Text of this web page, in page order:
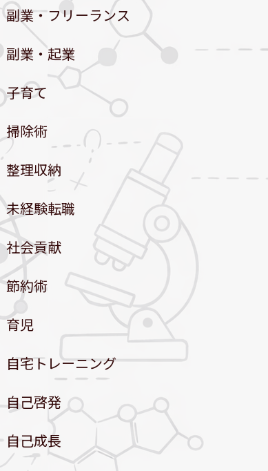
副業・フリーランス
副業・起業
子育て
掃除術
整理収納
未経験転職
社会貢献
節約術
育児
自宅トレーニング
自己啓発
自己成長